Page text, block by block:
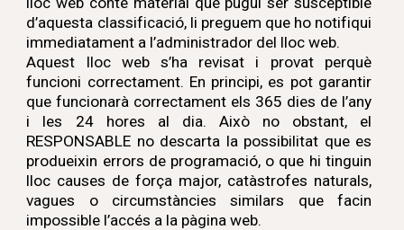
d’aquesta classificació, li preguem que ho notifiqui
immediatament a l’administrador del lloc web.
Aquest lloc web s’ha revisat i provat perquè
funcioni correctament. En principi, es pot garantir
que funcionarà correctament els 365 dies de l’any
i les 24 hores al dia. Això no obstant, el
RESPONSABLE no descarta la possibilitat que es
produeixin errors de programació, o que hi tinguin
lloc causes de força major, catàstrofes naturals,
vagues o circumstàncies similars que facin
impossible l’accés a la pàgina web.